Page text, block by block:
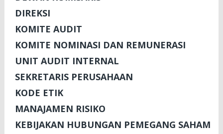
DIREKSI
KOMITE AUDIT
KOMITE NOMINASI DAN REMUNERASI
UNIT AUDIT INTERNAL
SEKRETARIS PERUSAHAAN
KODE ETIK
MANAJAMEN RISIKO
KEBIJAKAN HUBUNGAN PEMEGANG SAHAM